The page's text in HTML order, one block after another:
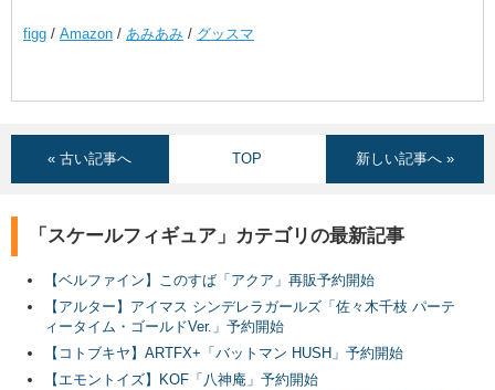
figg / Amazon / あみあみ / グッスマ
« 古い記事へ TOP 新しい記事へ »
「スケールフィギュア」カテゴリの最新記事
【ベルファイン】このすば「アクア」再販予約開始
【アルター】アイマス シンデレラガールズ「佐々木千枝 パーテ
ィータイム・ゴールドVer.」予約開始
【コトブキヤ】ARTFX+「バットマン HUSH」予約開始
【エモントイズ】KOF「八神庵」予約開始